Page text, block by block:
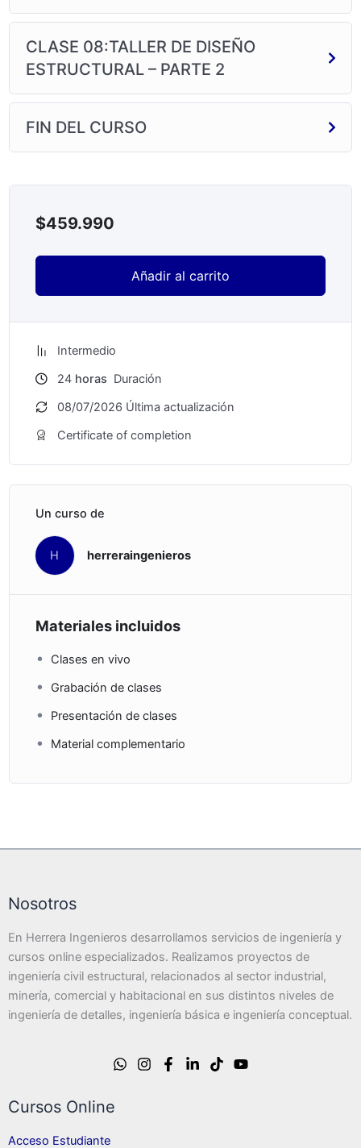
CLASE 08:TALLER DE DISEÑO
ESTRUCTURAL – PARTE 2
FIN DEL CURSO
$459.990
Añadir al carrito
Intermedio
24horas Duración
08/07/2026 Última actualización
Certificate of completion
Un curso de
H herreraingenieros
Materiales incluidos
Clases en vivo
Grabación de clases
Presentación de clases
Material complementario
Nosotros
En Herrera Ingenieros desarrollamos servicios de ingeniería y
cursos online especializados. Realizamos proyectos de
ingeniería civil estructural, relacionados al sector industrial,
minería, comercial y habitacional en sus distintos niveles de
ingeniería de detalles, ingeniería básica e ingeniería conceptual.
Cursos Online
Acceso Estudiante